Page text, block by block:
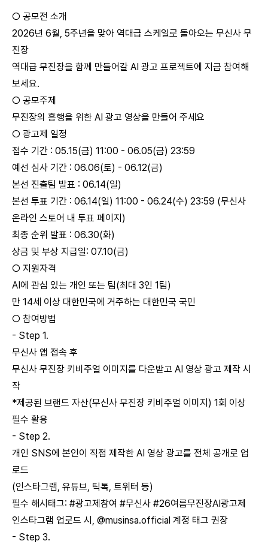
○ 공모전 소개
2026년 6월, 5주년을 맞아 역대급 스케일로 돌아오는 무신사 무
진장
역대급 무진장을 함께 만들어갈 AI 광고 프로젝트에 지금 참여해
보세요.
○ 공모주제
무진장의 흥행을 위한 AI 광고 영상을 만들어 주세요
○ 광고제 일정
접수 기간 : 05.15(금) 11:00 - 06.05(금) 23:59
예선 심사 기간 : 06.06(토) - 06.12(금)
본선 진출팀 발표 : 06.14(일)
본선 투표 기간 : 06.14(일) 11:00 - 06.24(수) 23:59 (무신사
온라인 스토어 내 투표 페이지)
최종 순위 발표 : 06.30(화)
상금 및 부상 지급일: 07.10(금)
○ 지원자격
AI에 관심 있는 개인 또는 팀(최대 3인 1팀)
만 14세 이상 대한민국에 거주하는 대한민국 국민
○ 참여방법
- Step 1.
무신사 앱 접속 후
무신사 무진장 키비주얼 이미지를 다운받고 AI 영상 광고 제작 시
작
*제공된 브랜드 자산(무신사 무진장 키비주얼 이미지) 1회 이상
필수 활용
- Step 2.
개인 SNS에 본인이 직접 제작한 AI 영상 광고를 전체 공개로 업
로드
(인스타그램, 유튜브, 틱톡, 트위터 등)
필수 해시태그: #광고제참여 #무신사 #26여름무진장AI광고제
인스타그램 업로드 시, @musinsa.official 계정 태그 권장
- Step 3.